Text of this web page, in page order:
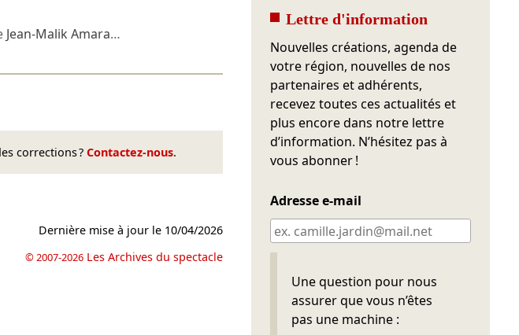
Jean-Malik Amara…
corrections ? Contactez-nous.
Dernière mise à jour le 10/04/2026
© 2007-2026 Les Archives du spectacle
Lettre d'information
Nouvelles créations, agenda de
votre région, nouvelles de nos
partenaires et adhérents,
recevez toutes ces actualités et
plus encore dans notre lettre
d’information. N’hésitez pas à
vous abonner !
Adresse e-mail
Une question pour nous
assurer que vous n’êtes
pas une machine :
Ne pas remplir